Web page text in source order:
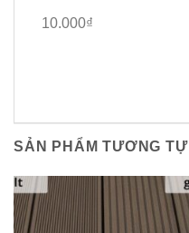
10.000₫
SẢN PHẨM TƯƠNG TỰ